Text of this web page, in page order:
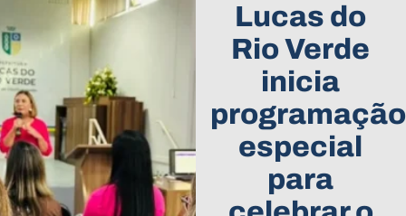
Lucas do
Rio Verde
inicia
programação
especial
para